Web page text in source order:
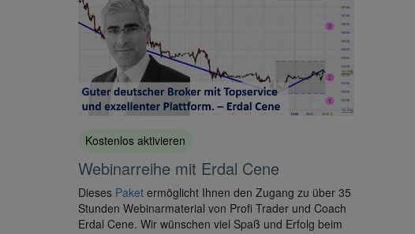
Kostenlos aktivieren
Webinarreihe mit Erdal Cene
Dieses Paket ermöglicht Ihnen den Zugang zu über 35
Stunden Webinarmaterial von Profi Trader und Coach
Erdal Cene. Wir wünschen viel Spaß und Erfolg beim